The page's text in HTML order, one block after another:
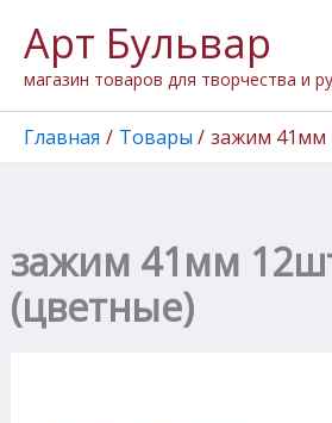
содержимому
Арт Бульвар
магазин товаров для творчества и
Главная Товары зажим 41мм
зажим 41мм
(цветные)